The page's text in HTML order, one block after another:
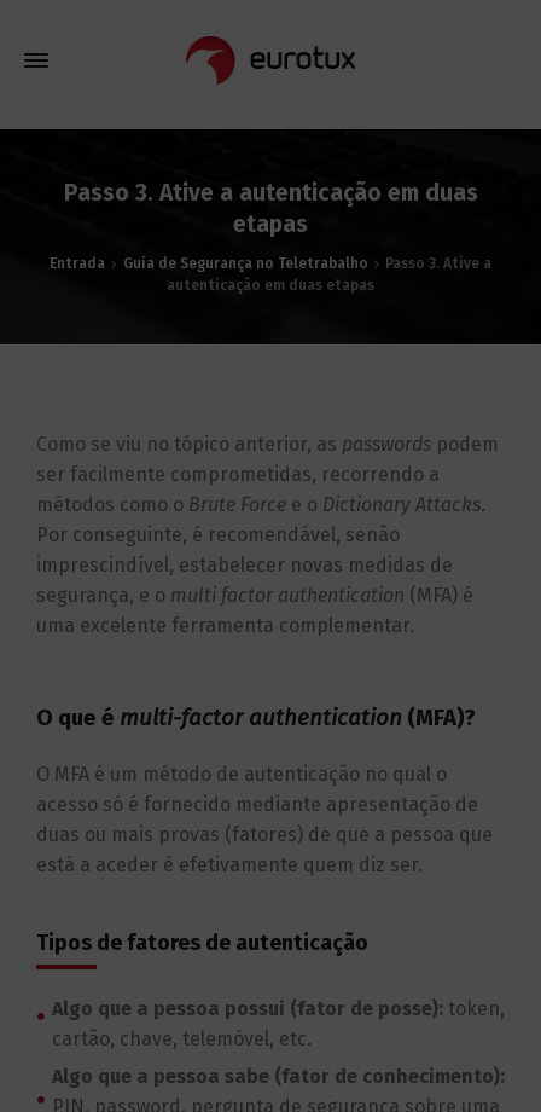
Passo 3. Ative a autenticação em duas
etapas
Entrada Guia de Segurança no Teletrabalho
Passo 3. Ative a
autenticação em duas etapas
Como se viu no tópico anterior, as passwords podem
ser facilmente comprometidas, recorrendo a
métodos como o Brute Force e o Dictionary Attacks.
Por conseguinte, é recomendável, senão
imprescindível, estabelecer novas medidas de
segurança, e o multi factor authentication (MFA) é
uma excelente ferramenta complementar.
O que é multi-factor authentication (MFA)?
O MFA é um método de autenticação no qual o
acesso só é fornecido mediante apresentação de
duas ou mais provas (fatores) de que a pessoa que
está a aceder é efetivamente quem diz ser.
Tipos de fatores de autenticação
Algo que a pessoa possui (fator de posse):token,
cartão, chave, telemóvel, etc.
Algo que a pessoa sabe (fator de conhecimento):
PIN, password, pergunta de segurança sobre uma